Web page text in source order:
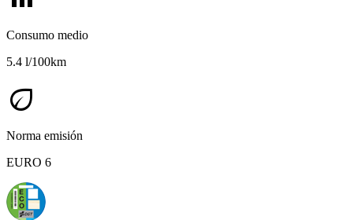
Consumo medio
5.4 l/100km
eco
Norma emisión
EURO 6